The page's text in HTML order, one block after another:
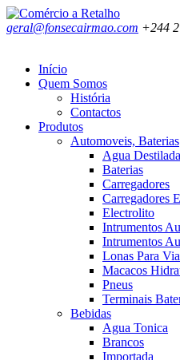
geral@fonsecairmao.com +244
Início
Quem Somos
História
Contactos
Produtos
Automoveis, Baterias
Agua
Baterias
Carregadores
Carregadores
Electrolito
Intrumentos
Intrumentos
Lonas Para
Macacos
Pneus
Terminais
Bebidas
Agua Tonica
Brancos
Importada